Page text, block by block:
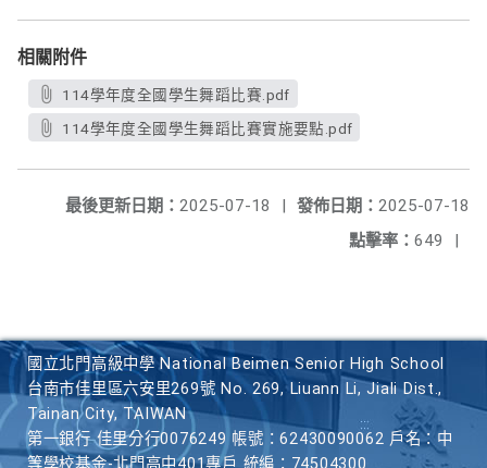
相關附件
114學年度全國學生舞蹈比賽.pdf
114學年度全國學生舞蹈比賽實施要點.pdf
發佈日期： 2025-07-18
最後更新日期： 2025-07-18
|
點擊率： 649 |
國立北門高級中學 National Beimen Senior High School
台南市佳里區六安里269號 No. 269, Liuann Li, Jiali Dist.,
Tainan City, TAIWAN
第一銀行 佳里分行0076249 帳號：62430090062 戶名：中
等學校基金-北門高中401專戶 統編：74504300